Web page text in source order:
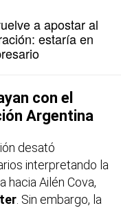
a apostar al
estaría en
con el
Argentina
desató
interpretando la
hacia Ailén Cova,
. Sin embargo, la